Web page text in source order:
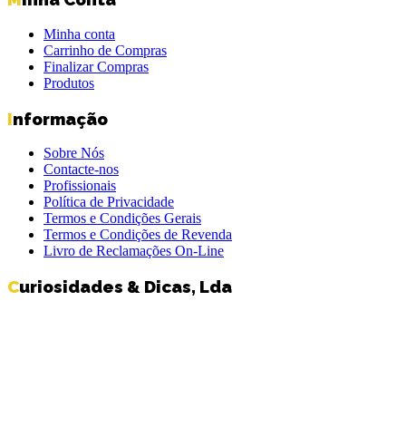
Minha conta
Carrinho de Compras
Finalizar Compras
Produtos
Informação
Sobre Nós
Contacte-nos
Profissionais
Política de Privacidade
Termos e Condições Gerais
Termos e Condições de Revenda
Livro de Reclamações On-Line
Curiosidades & Dicas, Lda